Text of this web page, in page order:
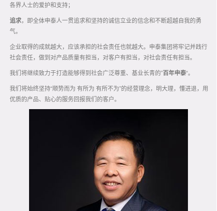
各界人士的爱护和支持；
追求，即全体申泰人一贯追求和坚持的诚信立业的信念和不断超越自我的勇
气。
企业取得的成就越大，应该承担的社会责任也就越大。申泰集团将牢记并践行
社会责任，做到对产品质量有担当，对客户有担当，对社会责任有担当。
我们将继续致力于打造能够得到社会广泛尊重、基业长青的”百年申泰“。
我们将始终坚持“顺势而为 有所为 有所不为”的经营理念，明大理，懂进退，用
优质的产品、贴心的服务回报我们的客户。